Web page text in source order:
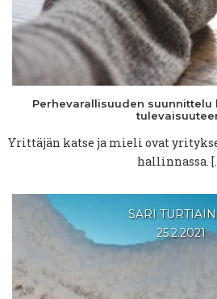
Perhevarallisuuden suunnittelu
Yrittäjän katse ja mieli ovat
hallinnassa.
SARI
25.2.2021